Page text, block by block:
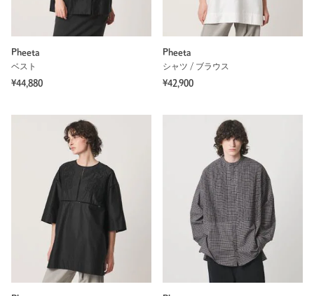
Pheeta
ベスト
¥44,880
Pheeta
シャツ / ブラウス
¥42,900